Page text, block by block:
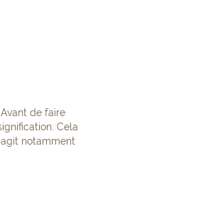
de faire
Cela
notamment